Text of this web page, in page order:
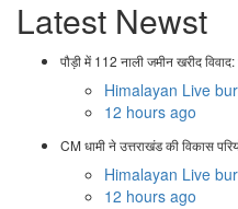
Latest Newst
पौड़ी में 112 नाली जमीन खरीद
Himalayan Live
12 hours ago
CM धामी ने उत्तराखंड की विकास
Himalayan Live
12 hours ago